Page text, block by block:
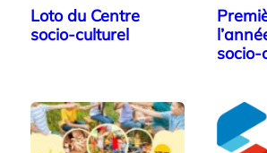
Loto du Centre
socio-culturel
socio-